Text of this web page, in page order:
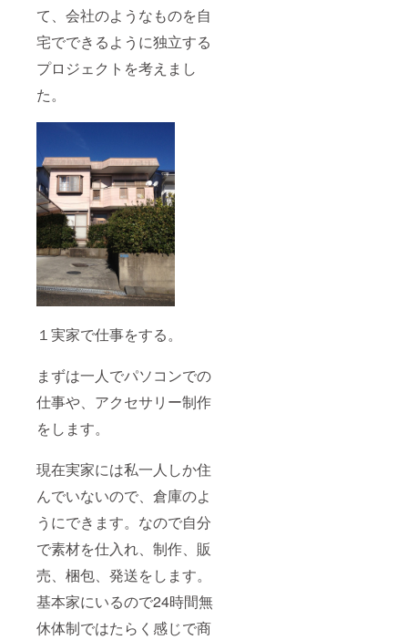
て、会社のようなものを自
宅でできるように独立する
プロジェクトを考えまし
た。
１実家で仕事をする。
まずは一人でパソコンでの
仕事や、アクセサリー制作
をします。
現在実家には私一人しか住
んでいないので、倉庫のよ
うにできます。なので自分
で素材を仕入れ、制作、販
売、梱包、発送をします。
基本家にいるので24時間無
休体制ではたらく感じで商